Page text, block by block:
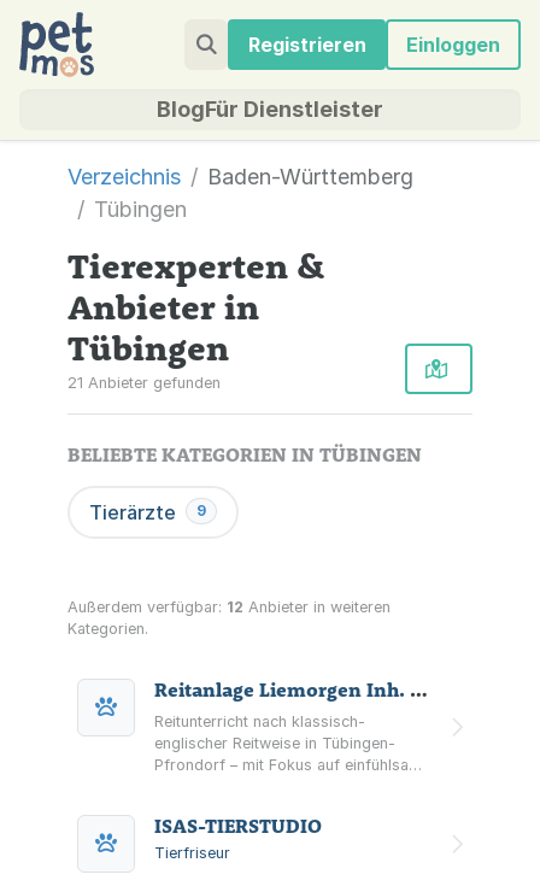
Registrieren Einloggen
BlogFür Dienstleister
Verzeichnis
Baden-Württemberg
Tübingen
Tierexperten &
Anbieter in
Tübingen
21 Anbieter gefunden
BELIEBTE KATEGORIEN IN TÜBINGEN
Tierärzte 9
Außerdem verfügbar: 12 Anbieter in weiteren
Kategorien.
Reitanlage Liemorgen Inh. Christine Böhmerle
Reitunterricht nach klassisch-
englischer Reitweise in Tübingen-
Pfrondorf – mit Fokus auf einfühlsame
Kommunikation.
ISAS-TIERSTUDIO
Tierfriseur